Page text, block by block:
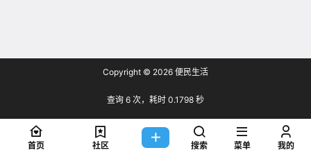
Copyright © 2026 便民生活
查询 6 次，耗时 0.1798 秒
首页 社区 搜索 菜单 我的